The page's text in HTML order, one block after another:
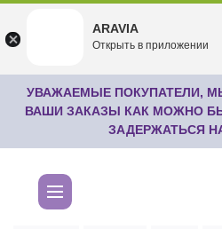
undefined
Бесплатноru.aravia.new
УВАЖАЕМЫЕ ПОКУПАТЕЛИ,
ВАШИ ЗАКАЗЫ КАК МОЖНО
ЗАДЕРЖАТЬСЯ
ARAVIA
Открыть в приложении